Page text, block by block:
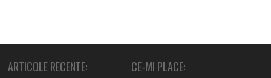
ARTICOLE RECENTE: CE-MI PLACE: